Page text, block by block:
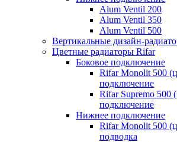
Alum Ventil 200
Alum Ventil 350
Alum Ventil 500
Вертикальные дизайн-
Цветные радиаторы Rifar
Боковое подключение
Rifar Monolit 500
подключение
Rifar Supremo 500
подключение
Нижнее подключение
Rifar Monolit 500
подводка